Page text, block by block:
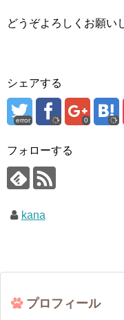
どうぞよろしくお願い
シェアする
error 0
フォローする
kana
プロフィール